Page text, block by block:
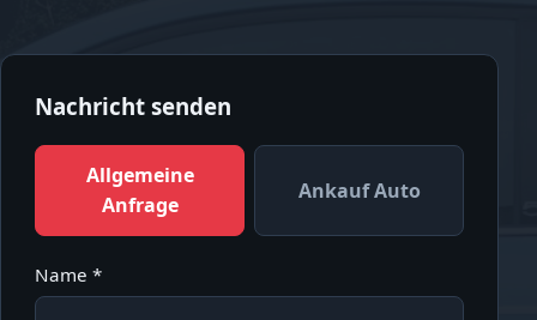
Nachricht senden
Allgemeine
Anfrage
Ankauf Auto
Name *